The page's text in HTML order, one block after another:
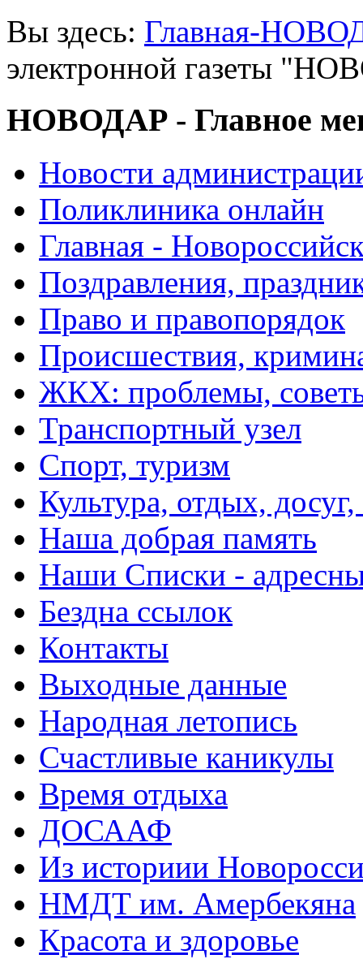
Вы здесь: Главная-
электронной газеты
НОВОДАР - Главное
Новости
Поликлиника онлайн
Главная -
Поздравления,
Право и правопорядок
Происшествия,
ЖКХ: проблемы,
Транспортный узел
Спорт, туризм
Культура, отдых,
Наша добрая память
Наши Списки -
Бездна ссылок
Контакты
Выходные данные
Народная летопись
Счастливые каникулы
Время отдыха
ДОСААФ
Из историии
НМДТ им. Амербекяна
Красота и здоровье